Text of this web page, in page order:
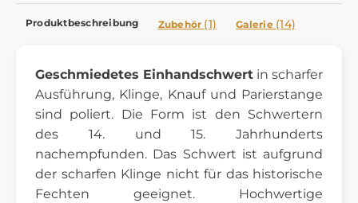
Produktbeschreibung Zubehör (1) Galerie (14)
Geschmiedetes Einhandschwert in scharfer
Ausführung, Klinge, Knauf und Parierstange
sind poliert. Die Form ist den Schwertern
des 14. und 15. Jahrhunderts
nachempfunden. Das Schwert ist aufgrund
der scharfen Klinge nicht für das historische
Fechten geeignet. Hochwertige